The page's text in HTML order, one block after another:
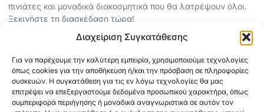
Διαχείριση Συγκατάθεσης
Για να παρέχουμε την καλύτερη εμπειρία, χρησιμοποιούμε τεχνολογίες
όπως cookies για την αποθήκευση ή/και την πρόσβαση σε πληροφορίες
συσκευών. Η συγκατάθεση για τις εν λόγω τεχνολογίες θα μας
επιτρέψει να επεξεργαστούμε δεδομένα προσωπικού χαρακτήρα, όπως
συμπεριφορά περιήγησης ή μοναδικά αναγνωριστικά σε αυτόν τον
πινιάτες και μοναδικά διακοσμητικά που θα λατρέψουν όλοι.
Ξεκινήστε τη διασκέδαση τώρα!
ΟΡΟΙ ΧΡΗΣΗΣ
ΠΟΛΙΤΙΚΗ ΑΠΟΡΡΗΤΟΥ
ABOUT